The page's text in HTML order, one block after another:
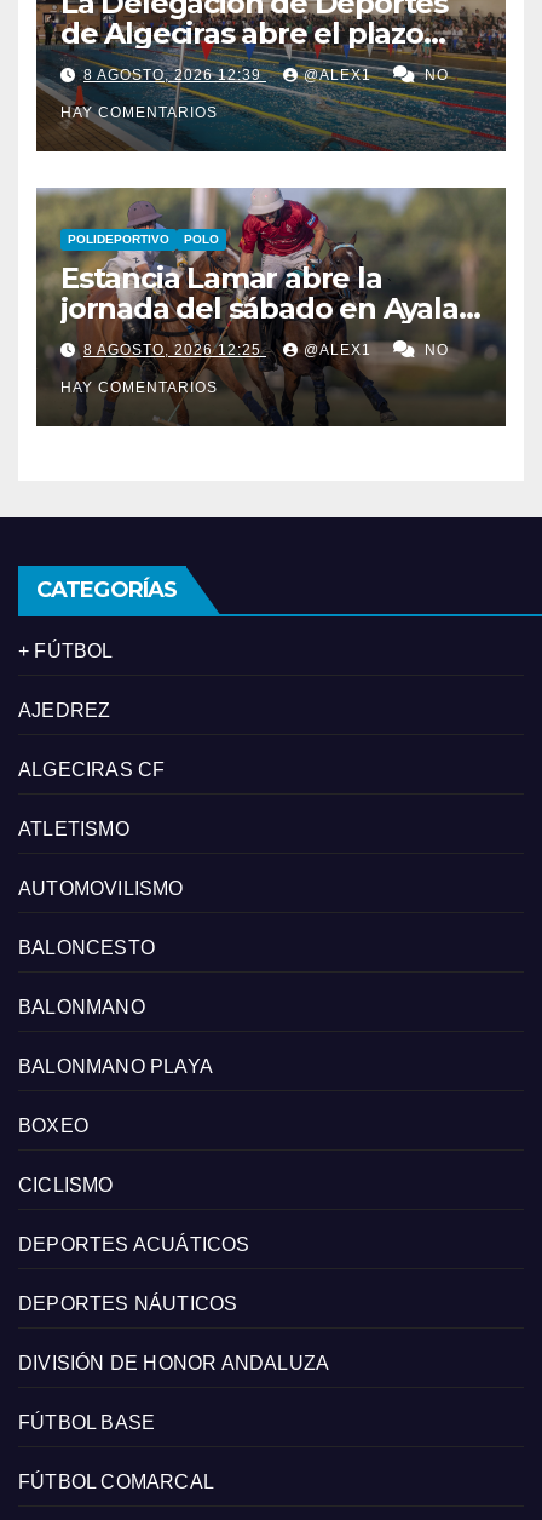
de Algeciras abre el plazo
para los cursos municipales
de natación para todas las
edades
8 AGOSTO, 2026 12:39 @ALEX1 NO
HAY COMENTARIOS
POLIDEPORTIVO POLO
Estancia Lamar abre la
jornada del sábado en Ayala
Polo Club con una
remontada y apurada victoria
sobre Savoir PT
8 AGOSTO, 2026 12:25 @ALEX1 NO
HAY COMENTARIOS
CATEGORÍAS
+ FÚTBOL
AJEDREZ
ALGECIRAS CF
ATLETISMO
AUTOMOVILISMO
BALONCESTO
BALONMANO
BALONMANO PLAYA
BOXEO
CICLISMO
DEPORTES ACUÁTICOS
DEPORTES NÁUTICOS
DIVISIÓN DE HONOR ANDALUZA
FÚTBOL BASE
FÚTBOL COMARCAL